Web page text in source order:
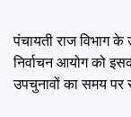
पंचायती राज विभाग
निर्वाचन आयोग को
उपचुनावों का समय पर